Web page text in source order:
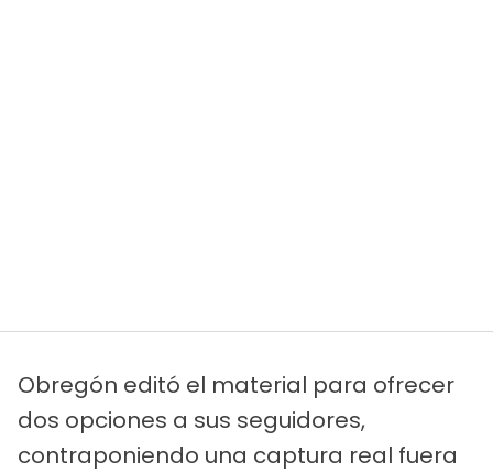
Obregón editó el material para ofrecer
dos opciones a sus seguidores,
contraponiendo una captura real fuera